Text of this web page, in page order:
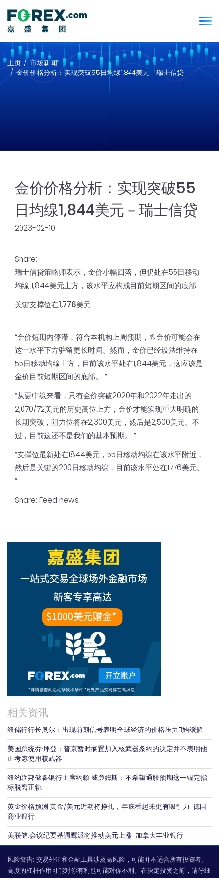
主页
市场新闻
金价价格分析：实现突破55日均缐1,844美元－瑞士信贷
金价价格分析：实现突破55
日均缐1,844美元－瑞士信贷
2023-02-10
Share:
瑞士信贷策略师表示，金价小幅回落，但仍处在55日移动
均缐 1,844美元上方，该水平应构成目前短期区间的底部
关键支撑位在1,776美元
“金价短期内停滞，符合本机构上周预期，即金价可能会在
这一水平下方驻留更长时间。然而，金价已经设法维持在
55日移动均缐上方，目前该水平处在1,844美元，这应该是
金价目前短期区间的底部。 ”
“从更中缐来看，只有金价突破2020年和2022年走出的
2,070/72美元的历史高位上方，金价才能实现重大明确的
长期突破，阻力位将在2,300美元，然后是2,500美元。不
过，目前这还不是我们的基本预期。 ”
“支撑位最新处在1844美元，55日移动均缐在该水平附近，
然后是关键的200日移动均缐，目前该水平处在1776美元。
”
Share: Feed news
相关资讯
纽储行行长奥尔：出现前期信号表明全球经济的价格压力𫔭始缓解
美国总统乔·拜登：普京暂时搁置加入核武器条约的决定并不表明他
正考虑使用核武器
纽约联邦储备银行主席约翰·威廉姆斯：不希望通胀预期这一锚定指
标脱离正轨
黄金价格预测:黄金/美元近期将挣扎，年底看起来更有吸引力-德国
商业银行
美联储:会议纪要基调鹰派将推动美元上涨-加拿大丰业银行
风险警告: 交易外汇和金融工具涉及高风险，可能并不适合所有投资者。
高度的杠杆作用可能对你有利也可能对你不利。在决定投资之前，请仔细